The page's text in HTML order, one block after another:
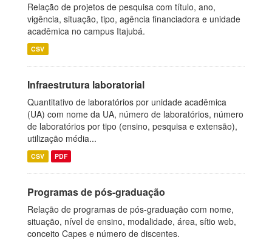
Relação de projetos de pesquisa com título, ano,
vigência, situação, tipo, agência financiadora e unidade
acadêmica no campus Itajubá.
CSV
Infraestrutura laboratorial
Quantitativo de laboratórios por unidade acadêmica
(UA) com nome da UA, número de laboratórios, número
de laboratórios por tipo (ensino, pesquisa e extensão),
utilização média...
CSV PDF
Programas de pós-graduação
Relação de programas de pós-graduação com nome,
situação, nível de ensino, modalidade, área, sítio web,
conceito Capes e número de discentes.